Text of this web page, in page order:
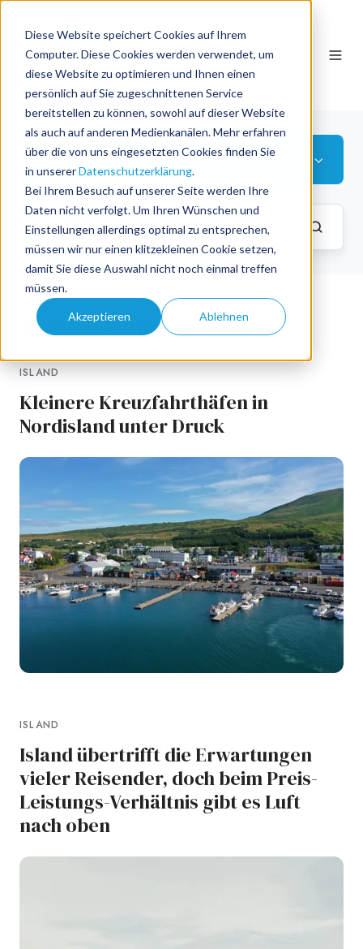
Diese Website speichert Cookies auf Ihrem
Computer. Diese Cookies werden verwendet, um
diese Website zu optimieren und Ihnen einen
persönlich auf Sie zugeschnittenen Service
bereitstellen zu können, sowohl auf dieser Website
als auch auf anderen Medienkanälen. Mehr erfahren
über die von uns eingesetzten Cookies finden Sie
in unsererDatenschutzerklärung.
Bei Ihrem Besuch auf unserer Seite werden Ihre
Daten nicht verfolgt. Um Ihren Wünschen und
Einstellungen allerdings optimal zu entsprechen,
müssen wir nur einen klitzekleinen Cookie setzen,
damit Sie diese Auswahl nicht noch einmal treffen
müssen.
Akzeptieren Ablehnen
DE
Island
Aktuelle News
ISLAND
Kleinere Kreuzfahrthäfen in
Nordisland unter Druck
ISLAND
Island übertrifft die Erwartungen
vieler Reisender, doch beim Preis-
Leistungs-Verhältnis gibt es Luft
nach oben